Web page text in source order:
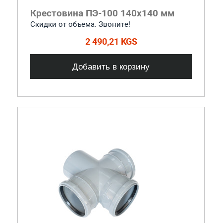
Крестовина ПЭ-100 140x140 мм
Скидки от объема. Звоните!
2 490,21 KGS
Добавить в корзину